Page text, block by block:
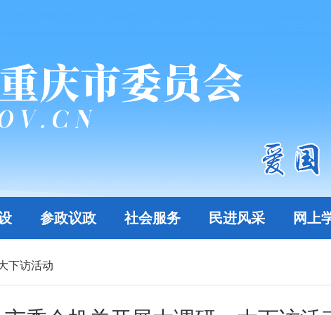
参政议政 社会服务 民进风采 网上
下访活动